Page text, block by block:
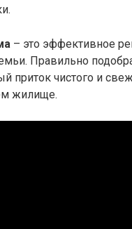
– это эффективное
Правильно
приток чистого и
жилище.